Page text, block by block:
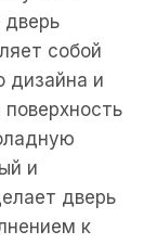
собой
дизайна и
и
дверь
к